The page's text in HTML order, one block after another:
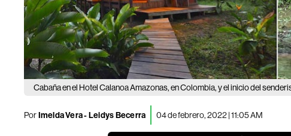
Cabaña en el Hotel Calanoa Amazonas, en Colombia, y el inicio del
PorImelda Vera-Leidys Becerra 04 de febrero, 2022 | 11:05 AM